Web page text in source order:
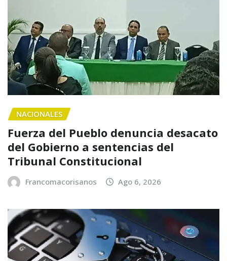
NACIONALES
Fuerza del Pueblo denuncia desacato
del Gobierno a sentencias del
Tribunal Constitucional
Francomacorisanos Ago 6, 2026